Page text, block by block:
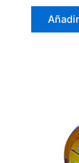
3.00